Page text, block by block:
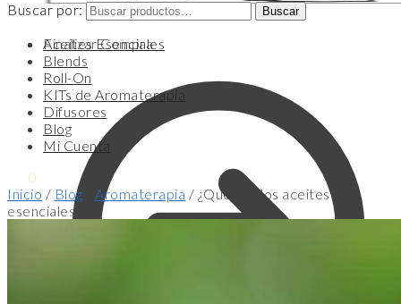
Buscar por: Buscar
Finalizar Compra
Buscar por: Buscar
Aceites Esenciales
Blends
Roll-On
KITs de Aromaterapia
Difusores
Blog
Mi Cuenta
0
Inicio / Blog Aromaterapia / ¿Que son los aceites
esenciales?